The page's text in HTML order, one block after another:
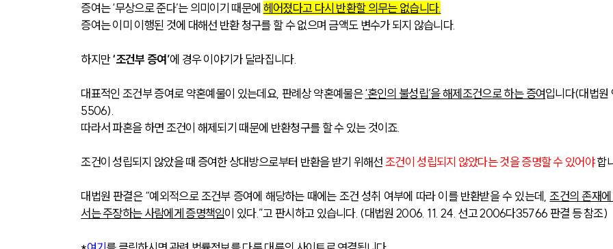
증여는 ‘무상으로 준다’는 의미이기 때문에 헤어졌다고 다시 반환할 의무는 없습니다.
증여는 이미 이행된 것에 대해선 반환 청구를 할 수 없으며 금액도 변수가 되지 않습니다.
하지만 ‘조건부 증여’에 경우 이야기가 달라집니다.
대표적인 조건부 증여로 약혼예물이 있는데요, 판례상 약혼예물은 ‘혼인의 불성립’을 해제조건으로 하는 증여입니다(대법원
5506).
따라서 파혼을 하면 조건이 해제되기 때문에 반환청구를 할 수 있는 것이죠.
조건이 성립되지 않았을 때 증여한 상대방으로부터 반환을 받기 위해선 조건이 성립되지 않았다는 것을 증명할 수 있어야 합
대법원 판결은 “예외적으로 조건부 증여에 해당하는 때에는 조건 성취 여부에 따라 이를 반환받을 수 있는데, 조건의 존재
서는 주장하는 사람에게 증명책임이 있다.”고 판시하고 있습니다. (대법원 2006. 11. 24. 선고 2006다35766 판결 등 참조)